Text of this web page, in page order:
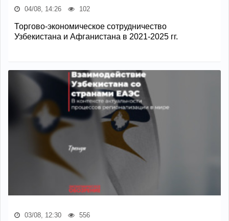
04/08, 14:26 102
Торгово-экономическое сотрудничество
Узбекистана и Афганистана в 2021-2025 гг.
03/08, 12:30 556